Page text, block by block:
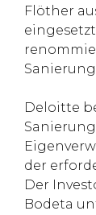
Flöther
Deloitte
der
Der
Bodeta